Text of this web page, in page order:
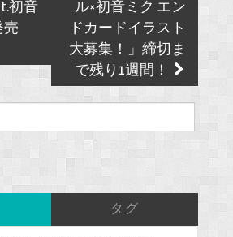
初音
売
ル×初音ミク エン
ドカードイラスト
大募集！」締切ま
で残り1週間！
タグ